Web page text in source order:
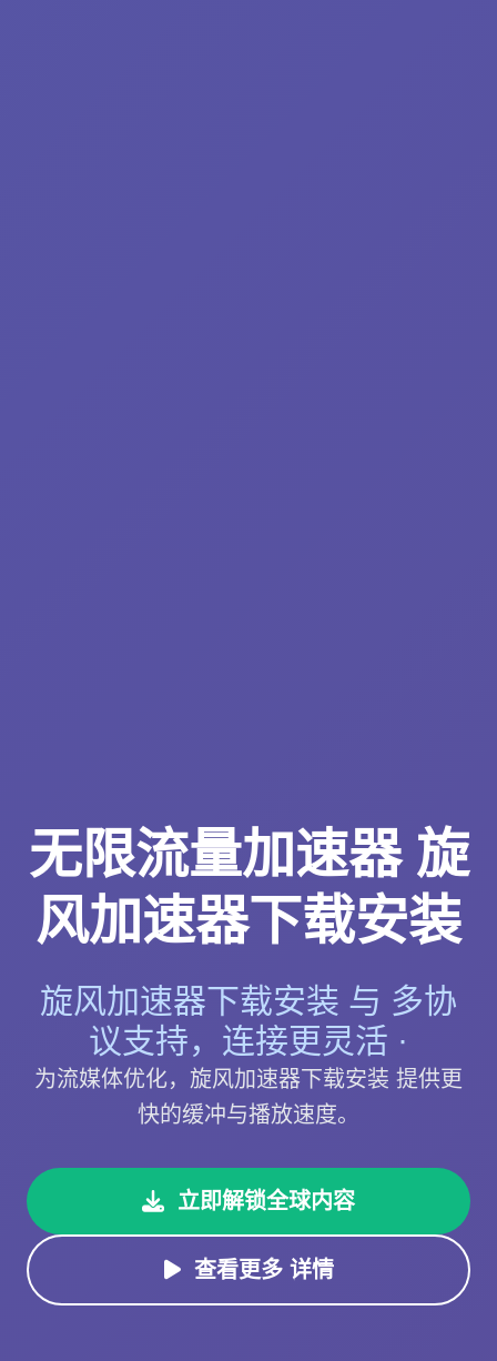
无限流量加速器 旋
风加速器下载安装
旋风加速器下载安装 与 多协
议支持，连接更灵活 ·
为流媒体优化，旋风加速器下载安装 提供更
快的缓冲与播放速度。
立即解锁全球内容
查看更多 详情